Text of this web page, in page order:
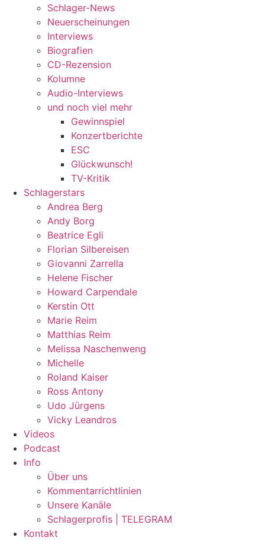
Schlager-News
Neuerscheinungen
Interviews
Biografien
CD-Rezension
Kolumne
Audio-Interviews
und noch viel mehr
Gewinnspiel
Konzertberichte
ESC
Glückwunsch!
TV-Kritik
Schlagerstars
Andrea Berg
Andy Borg
Beatrice Egli
Florian Silbereisen
Giovanni Zarrella
Helene Fischer
Howard Carpendale
Kerstin Ott
Marie Reim
Matthias Reim
Melissa Naschenweng
Michelle
Roland Kaiser
Ross Antony
Udo Jürgens
Vicky Leandros
Videos
Podcast
Info
Über uns
Kommentarrichtlinien
Unsere Kanäle
Schlagerprofis | TELEGRAM
Kontakt